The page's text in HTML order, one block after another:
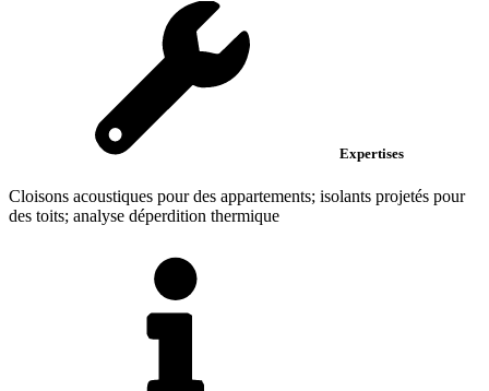
Expertises
Cloisons acoustiques pour des appartements; isolants projetés pour
des toits; analyse déperdition thermique